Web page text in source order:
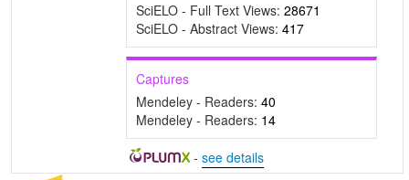
SciELO - Full Text Views: 28671
SciELO - Abstract Views: 417
Captures
Mendeley - Readers: 40
Mendeley - Readers: 14
- see details